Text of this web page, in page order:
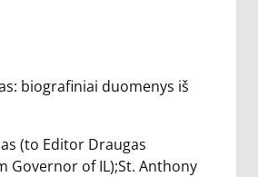
biografiniai duomenys iš
(to Editor Draugas
Governor of IL);St. Anthony